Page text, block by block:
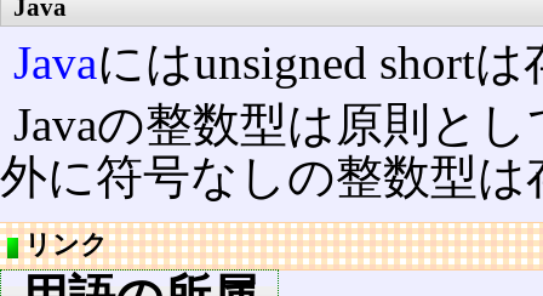
Java
Javaにはunsigned short
Javaの整数型は原則と
外に符号なしの整数型
リンク